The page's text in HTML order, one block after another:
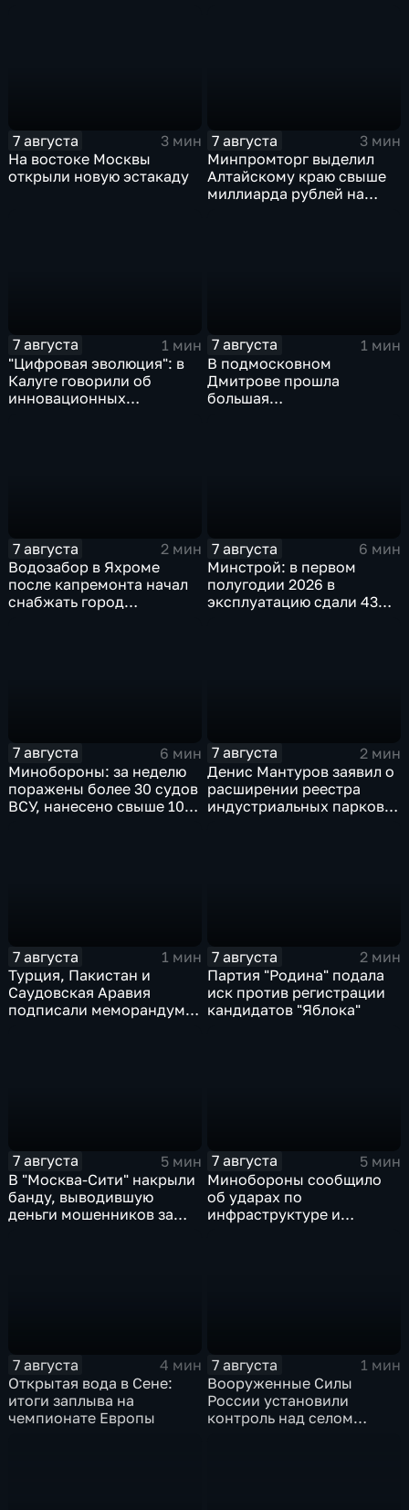
7 августа
3 мин
На востоке Москвы
открыли новую эстакаду
7 августа
3 мин
Минпромторг выделил
Алтайскому краю свыше
миллиарда рублей на
7 августа
1 мин
"Цифровая эволюция": в
Калуге говорили об
инновационных
7 августа
1 мин
В подмосковном
Дмитрове прошла
большая
7 августа
2 мин
Водозабор в Яхроме
после капремонта начал
снабжать город
7 августа
6 мин
Минстрой: в первом
полугодии 2026 в
эксплуатацию сдали 43
7 августа
6 мин
Минобороны: за неделю
поражены более 30 судов
ВСУ, нанесено свыше 10
7 августа
2 мин
Денис Мантуров заявил о
расширении реестра
индустриальных парков в
7 августа
1 мин
Турция, Пакистан и
Саудовская Аравия
подписали меморандум о
7 августа
2 мин
Партия "Родина" подала
иск против регистрации
кандидатов "Яблока"
7 августа
5 мин
В "Москва‑Сити" накрыли
банду, выводившую
деньги мошенников за
7 августа
5 мин
Минобороны сообщило
об ударах по
инфраструктуре и
7 августа
4 мин
Открытая вода в Сене:
итоги заплыва на
чемпионате Европы
7 августа
1 мин
Вооруженные Силы
России установили
контроль над селом